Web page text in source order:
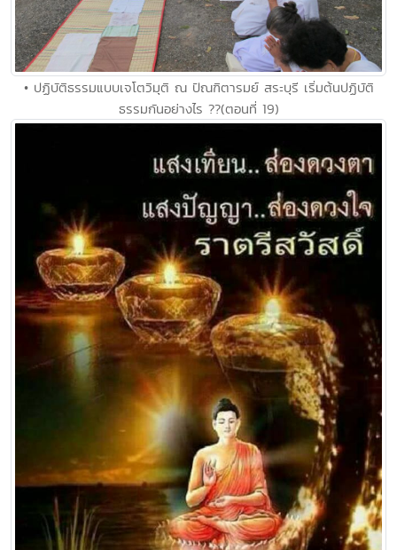
• ปฏิบัติธรรมแบบเจโตวิมุติ ณ ปัณฑิตารมย์ สระบุรี เริ่มต้นปฏิบัติ
ธรรมกันอย่างไร ??(ตอนที่ 19)